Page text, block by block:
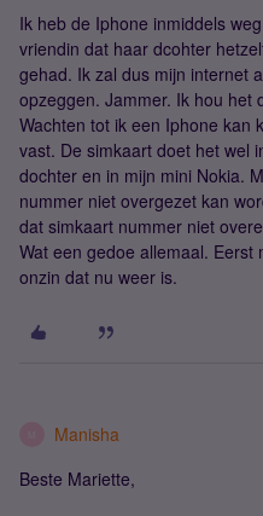
Ik heb de Iphone inmiddels
vriendin dat haar dcohter
gehad. Ik zal dus mijn internet
opzeggen. Jammer. Ik hou het
Wachten tot ik een Iphone kan
vast. De simkaart doet het wel
dochter en in mijn mini Nokia.
nummer niet overgezet kan
dat simkaart nummer niet
Wat een gedoe allemaal.
onzin dat nu weer is.
Manisha
Beste Mariette,